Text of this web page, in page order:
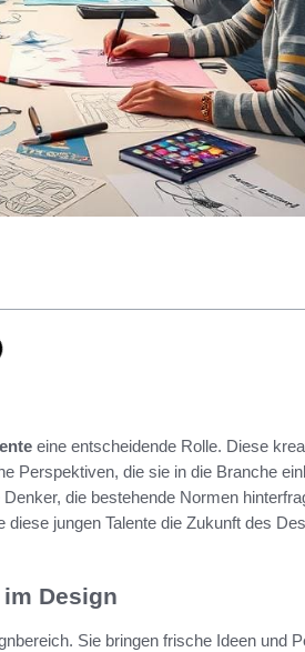
eine entscheidende Rolle. Diese
Perspektiven, die sie in die Branche
die bestehende Normen
jungen Talente die Zukunft des
Design
Sie bringen frische Ideen und